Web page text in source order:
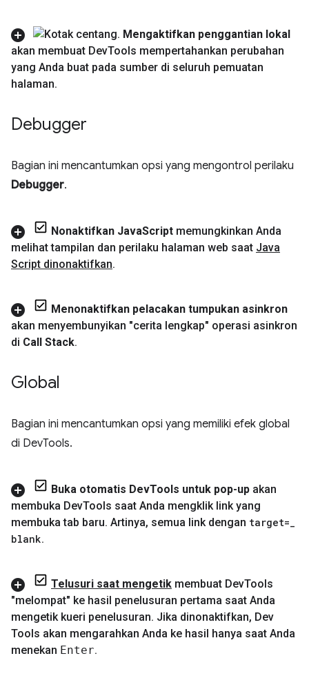
Mengaktifkan penggantian lokal
akan membuat DevTools mempertahankan perubahan
yang Anda buat pada sumber di seluruh pemuatan
halaman.
Debugger
Bagian ini mencantumkan opsi yang mengontrol perilaku
Debugger.
Nonaktifkan JavaScript memungkinkan Anda
melihat tampilan dan perilaku halaman web saat Java
Script dinonaktifkan.
Menonaktifkan pelacakan tumpukan asinkron
akan menyembunyikan "cerita lengkap" operasi asinkron
di Call Stack.
Global
Bagian ini mencantumkan opsi yang memiliki efek global
di DevTools.
Buka otomatis DevTools untuk pop-up akan
membuka DevTools saat Anda mengklik link yang
membuka tab baru. Artinya, semua link dengan target=_
blank.
Telusuri saat mengetik membuat DevTools
"melompat" ke hasil penelusuran pertama saat Anda
mengetik kueri penelusuran. Jika dinonaktifkan, Dev
Tools akan mengarahkan Anda ke hasil hanya saat Anda
menekan Enter.